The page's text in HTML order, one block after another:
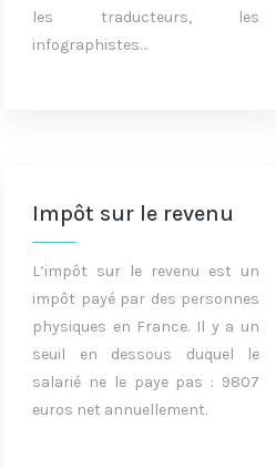
les traducteurs, les
infographistes…
Impôt sur le revenu
L’impôt sur le revenu est un
impôt payé par des personnes
physiques en France. Il y a un
seuil en dessous duquel le
salarié ne le paye pas : 9807
euros net annuellement.